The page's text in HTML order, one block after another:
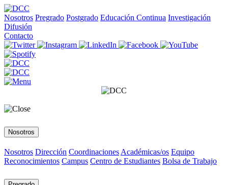
Nosotros Pregrado Postgrado Educación Continua Investigación
Difusión
Contacto
Nosotros
Nosotros Dirección Coordinaciones Académicas/os Equipo
Reconocimientos Campus Centro de Estudiantes Bolsa de Trabajo